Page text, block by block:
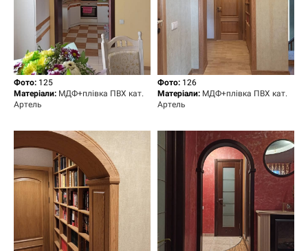
Фото: 125
Матеріали: МДФ+плівка ПВХ кат.
Артель
Фото: 126
Матеріали: МДФ+плівка ПВХ кат.
Артель